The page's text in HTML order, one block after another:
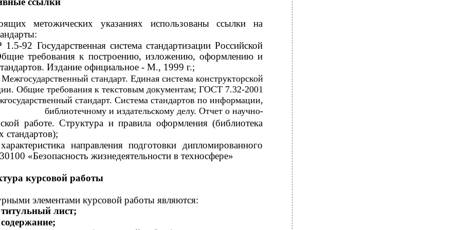
метожических указаниях использованы ссылки на
92 Государственная система стандартизации Российской
требования к построению, изложению, оформлению и
Издание официальное - М., 1999 г.;
стандарт. Единая система конструкторской
Общие требования к текстовым документам; ГОСТ 7.32-2001
стандарт. Система стандартов по информации,
библиотечному и издательскому делу. Отчет о научно-
работе. Структура и правила оформления (библиотека
стандартов);
направления подготовки дипломированного
«Безопасность жизнедеятельности в техносфере»
курсовой работы
элементами курсовой работы являются:
титульный лист;
содержание;